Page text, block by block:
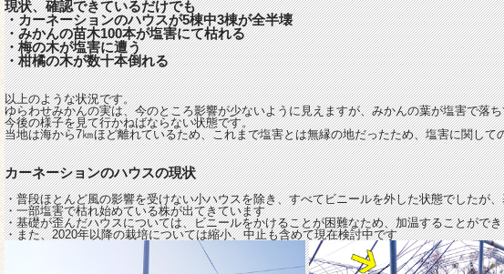
現状、確認できているだけでも
・カーネーションのハウスが5棟中3棟が全半壊
・みかんの苗木100本が塩害にて枯れる
・梅の木が塩害に遭う
・柑橘の木が数十本倒れる
以上のような状況です。
ゆらわせみかんの実は、今のところ影響が少ないように見えますが、みかんの葉が塩害で落
今後の様子を見て行かねばならない状態です。
当地は海から7㎞ほど離れているため、これまで塩害とは無縁の地だったため、塩害に関して
カーネーションのハウスの現状
・普段ほとんど風の影響を受けない小ハウスを除き、すべてビニールを外した状態でしたが
・一部塩害で枯れ始めている株が出てきています
・基礎が歪んだハウスについては、ビニールをかけることが困難なため、加温することがで
・また、2020年以降の栽培については縮小、中止も含めて現在検討中です